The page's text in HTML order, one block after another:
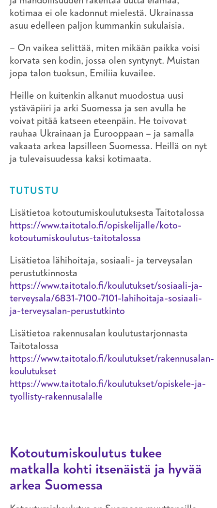
kotimaa ei ole kadonnut mielestä. Ukrainassa
asuu edelleen paljon kummankin sukulaisia.
– On vaikea selittää, miten mikään paikka voisi
korvata sen kodin, jossa olen syntynyt. Muistan
jopa talon tuoksun, Emiliia kuvailee.
Heille on kuitenkin alkanut muodostua uusi
ystäväpiiri ja arki Suomessa ja sen avulla he
voivat pitää katseen eteenpäin. He toivovat
rauhaa Ukrainaan ja Eurooppaan – ja samalla
vakaata arkea lapsilleen Suomessa. Heillä on nyt
ja tulevaisuudessa kaksi kotimaata.
TUTUSTU
Lisätietoa kotoutumiskoulutuksesta Taitotalossa
https://www.taitotalo.fi/opiskelijalle/koto-
kotoutumiskoulutus-taitotalossa
Lisätietoa lähihoitaja, sosiaali- ja terveysalan
perustutkinnosta
https://www.taitotalo.fi/koulutukset/sosiaali-ja-
terveysala/6831-7100-7101-lahihoitaja-sosiaali-
ja-terveysalan-perustutkinto
Lisätietoa rakennusalan koulutustarjonnasta
Taitotalossa
https://www.taitotalo.fi/koulutukset/rakennusalan-
koulutukset
https://www.taitotalo.fi/koulutukset/opiskele-ja-
tyollisty-rakennusalalle
Kotoutumiskoulutus tukee
matkalla kohti itsenäistä ja hyvää
arkea Suomessa